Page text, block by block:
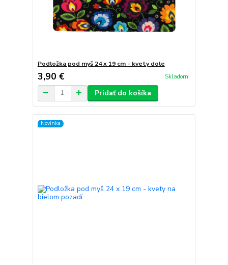
Podložka pod myš 24 x 19 cm - kvety dole
3,90 € Skladom
Pridať do košíka
Novinka